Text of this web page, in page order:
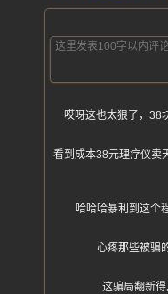
哎呀这也太狠了，38
看到成本38元理疗仪卖
哈哈哈暴利到这个
心疼那些被骗
这骗局翻新